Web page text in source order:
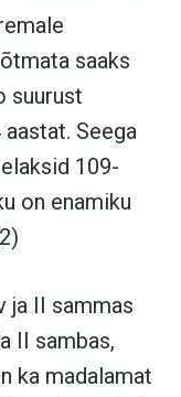
saaks
suurust
Seega
109-
on enamiku
ja II sammas
II sambas,
ka madalamat